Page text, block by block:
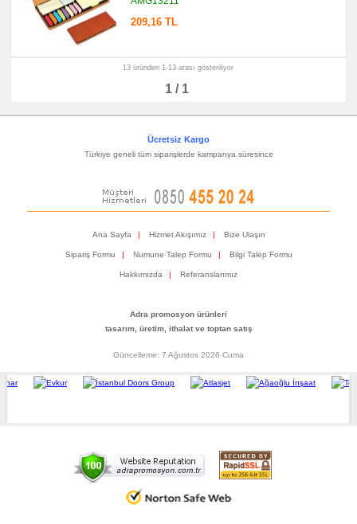
209,16 TL
13 üründen 1-13 arası gösteriliyor
1 / 1
Ücretsiz Kargo
Türkiye geneli tüm siparişlerde kampanya süresince
Ana Sayfa | Hizmet Akışımız | Bize Ulaşın
Sipariş Formu | Numune Talep Formu | Bilgi Talep Formu
Hakkımızda | Referanslarımız
Adra promosyon ürünleri
tasarım, üretim, ithalat ve toptan satış
Güncelleme: 7 Ağustos 2026 Cuma